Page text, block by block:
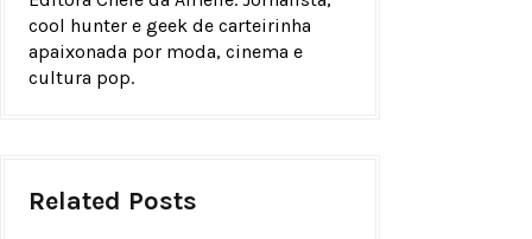
cool hunter e geek de carteirinha
apaixonada por moda, cinema e
cultura pop.
Related Posts